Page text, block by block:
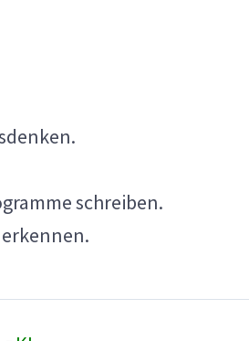
schreiben.